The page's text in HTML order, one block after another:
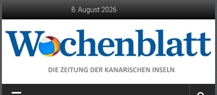
8. August 2026
Wochenblatt